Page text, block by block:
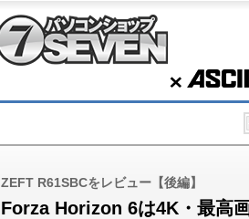
ASCII
ZEFT R61SBCをレビュー【後編】
Forza Horizon 6は4K・最高